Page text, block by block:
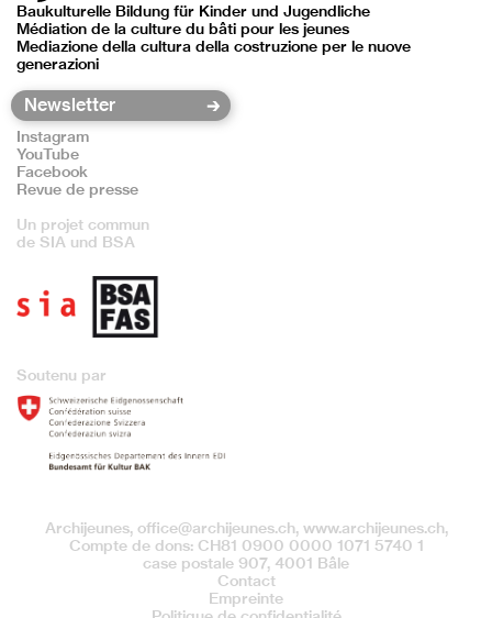
Baukulturelle Bildung für Kinder und Jugendliche
Médiation de la culture du bâti pour les jeunes
Mediazione della cultura della costruzione per le nuove
generazioni
Instagram
YouTube
Facebook
Revue de presse
Un projet commun
de SIA und BSA
Soutenu par
Archijeunes, office@archijeunes.ch, www.archijeunes.ch,
Compte de dons: CH81 0900 0000 1071 5740 1
case postale 907, 4001 Bâle
Contact
Empreinte